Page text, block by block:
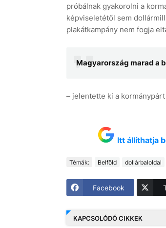
próbálnak gyakorolni a
képviseletétől sem
plakátkampány nem fogja
Magyarország marad a
– jelentette ki a
Itt állíthatja
Témák: Belföld dollárbaloldal
Facebook
KAPCSOLÓDÓ CIKKEK